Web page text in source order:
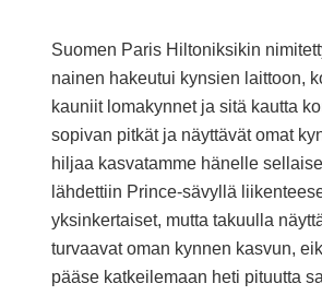
Suomen Paris Hiltoniksikin
nainen hakeutui kynsien laittoon,
kauniit lomakynnet ja sitä kautta
sopivan pitkät ja näyttävät omat
hiljaa kasvatamme hänelle
lähdettiin Prince-sävyllä
yksinkertaiset, mutta takuulla
turvaavat oman kynnen kasvun,
pääse katkeilemaan heti pituutta